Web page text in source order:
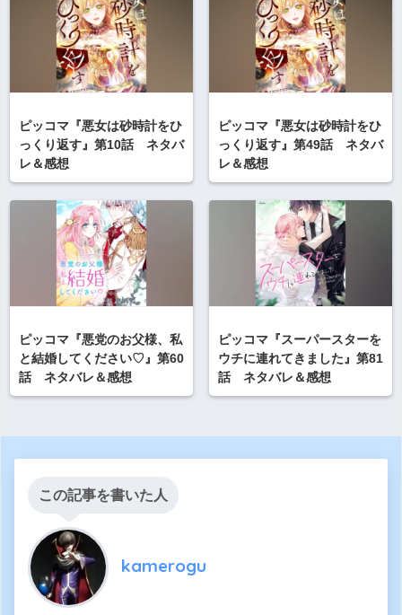
ピッコマ『悪女は砂時計をひ
っくり返す』第10話 ネタバ
レ＆感想
ピッコマ『悪女は砂時計をひ
っくり返す』第49話 ネタバ
レ＆感想
ピッコマ『悪党のお父様、私
と結婚してください♡』第60
話 ネタバレ＆感想
ピッコマ『スーパースターを
ウチに連れてきました』第81
話 ネタバレ＆感想
この記事を書いた人
kamerogu